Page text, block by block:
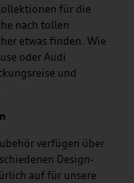
für die
nach tollen
etwas finden. Wie
oder Audi
und
verfügen über
Design-
auf für unsere